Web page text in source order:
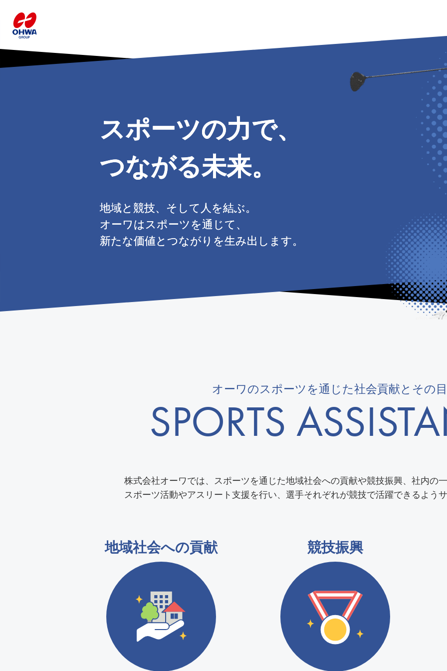
スポーツの力で、
つながる未来。
地域と競技、そして人を結ぶ。
オーワはスポーツを通じて、
新たな価値とつながりを生み出します。
スポーツの力で、
つながる未来。
地域と競技、そして人を結ぶ。
オーワはスポーツを通じて、
新たな価値とつながりを生み出します。
スポーツの力で、
つながる未来。
地域と競技、そして人を結ぶ。
オーワはスポーツを通じて、
新たな価値とつながりを生み出します。
オーワのスポーツを通じた社会貢献とその
株式会社オーワでは、スポーツを通じた地域社会への貢献や競技振興、社内の
スポーツ活動やアスリート支援を行い、選手それぞれが競技で活躍できるよう
地域社会への貢献 競技振興